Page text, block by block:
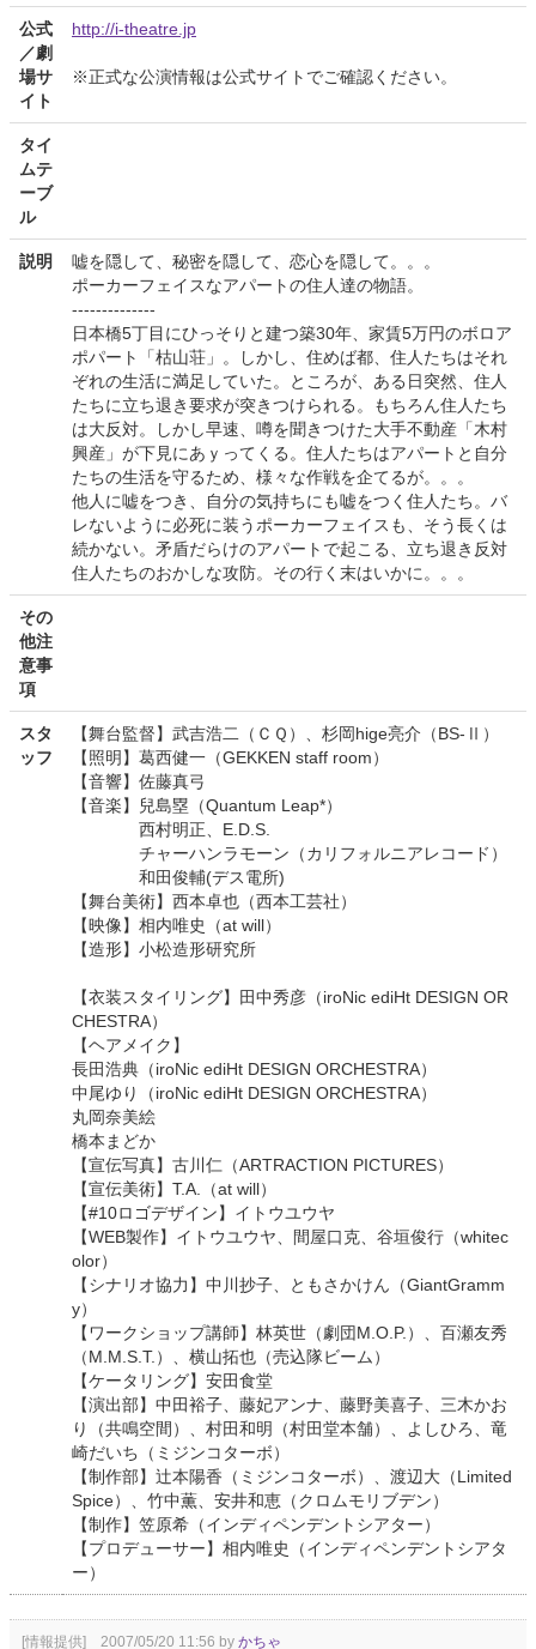
公式
／劇
場サ
イト
http://i-theatre.jp
※正式な公演情報は公式サイトでご確認ください。
タイ
ムテ
ーブ
ル
説明
嘘を隠して、秘密を隠して、恋心を隠して。。。
ポーカーフェイスなアパートの住人達の物語。
--------------
日本橋5丁目にひっそりと建つ築30年、家賃5万円のボロア
ポパート「枯山荘」。しかし、住めば都、住人たちはそれ
ぞれの生活に満足していた。ところが、ある日突然、住人
たちに立ち退き要求が突きつけられる。もちろん住人たち
は大反対。しかし早速、噂を聞きつけた大手不動産「木村
興産」が下見にあｙってくる。住人たちはアパートと自分
たちの生活を守るため、様々な作戦を企てるが。。。
他人に嘘をつき、自分の気持ちにも嘘をつく住人たち。バ
レないように必死に装うポーカーフェイスも、そう長くは
続かない。矛盾だらけのアパートで起こる、立ち退き反対
住人たちのおかしな攻防。その行く末はいかに。。。
その
他注
意事
項
スタ
ッフ
【舞台監督】武吉浩二（ＣＱ）、杉岡hige亮介（BS-Ⅱ）
【照明】葛西健一（GEKKEN staff room）
【音響】佐藤真弓
【音楽】兒島塁（Quantum Leap*）
西村明正、E.D.S.
チャーハンラモーン（カリフォルニアレコード）
和田俊輔(デス電所)
【舞台美術】西本卓也（西本工芸社）
【映像】相内唯史（at will）
【造形】小松造形研究所
【衣装スタイリング】田中秀彦（iroNic ediHt DESIGN OR
CHESTRA）
【ヘアメイク】
長田浩典（iroNic ediHt DESIGN ORCHESTRA）
中尾ゆり（iroNic ediHt DESIGN ORCHESTRA）
丸岡奈美絵
橋本まどか
【宣伝写真】古川仁（ARTRACTION PICTURES）
【宣伝美術】T.A.（at will）
【#10ロゴデザイン】イトウユウヤ
【WEB製作】イトウユウヤ、間屋口克、谷垣俊行（whitec
olor）
【シナリオ協力】中川抄子、ともさかけん（GiantGramm
y）
【ワークショップ講師】林英世（劇団M.O.P.）、百瀬友秀
（M.M.S.T.）、横山拓也（売込隊ビーム）
【ケータリング】安田食堂
【演出部】中田裕子、藤妃アンナ、藤野美喜子、三木かお
り（共鳴空間）、村田和明（村田堂本舗）、よしひろ、竜
崎だいち（ミジンコターボ）
【制作部】辻本陽香（ミジンコターボ）、渡辺大（Limited
Spice）、竹中薫、安井和恵（クロムモリブデン）
【制作】笠原希（インディペンデントシアター）
【プロデューサー】相内唯史（インディペンデントシアタ
ー）
[情報提供] 2007/05/20 11:56 by かちゃ